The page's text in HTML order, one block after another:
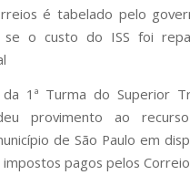
é tabelado pelo
se o custo do ISS foi
1ª Turma do Superior
provimento ao
de São Paulo em
pagos pelos